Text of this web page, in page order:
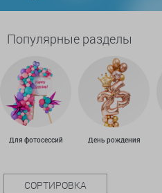
Популярные разделы
Для фотосессий День рождения
СОРТИРОВКА